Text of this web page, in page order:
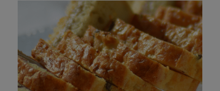
RECHERCHE